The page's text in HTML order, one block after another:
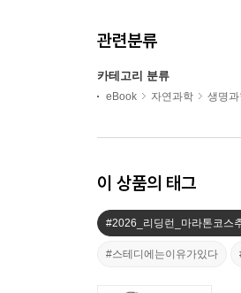
관련분류
카테고리 분류
eBook 자연과학 생명
이 상품의 태그
#2026_리딩런_마라톤코스
#스테디에는이유가있다